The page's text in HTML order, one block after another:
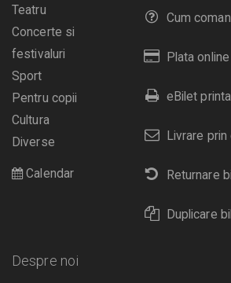
Cum
Plata
eBilet
Livrare prin
Returnare
Duplicare
Teatru
Concerte si
festivaluri
Sport
Pentru copii
Cultura
Diverse
Calendar
Despre noi